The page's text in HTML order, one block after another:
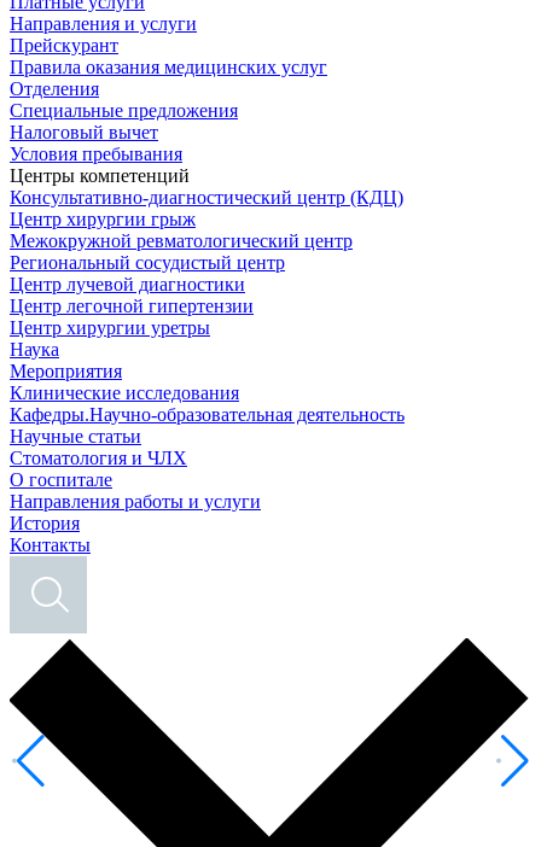
Направления и услуги
Прейскурант
Правила оказания медицинских услуг
Отделения
Специальные предложения
Налоговый вычет
Условия пребывания
Центры компетенций
Консультативно-диагностический центр (КДЦ)
Центр хирургии грыж
Межокружной ревматологический центр
Региональный сосудистый центр
Центр лучевой диагностики
Центр легочной гипертензии
Центр хирургии уретры
Наука
Мероприятия
Клинические исследования
Кафедры.Научно-образовательная деятельность
Научные статьи
Стоматология и ЧЛХ
О госпитале
Направления работы и услуги
История
Контакты